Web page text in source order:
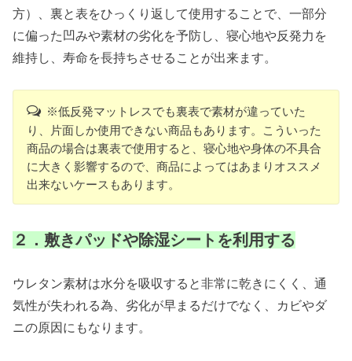
方）、裏と表をひっくり返して使用することで、一部分
に偏った凹みや素材の劣化を予防し、寝心地や反発力を
維持し、寿命を長持ちさせることが出来ます。
※低反発マットレスでも裏表で素材が違っていた
り、片面しか使用できない商品もあります。こういった
商品の場合は裏表で使用すると、寝心地や身体の不具合
に大きく影響するので、商品によってはあまりオススメ
出来ないケースもあります。
２．敷きパッドや除湿シートを利用する
ウレタン素材は水分を吸収すると非常に乾きにくく、通
気性が失われる為、劣化が早まるだけでなく、カビやダ
ニの原因にもなります。